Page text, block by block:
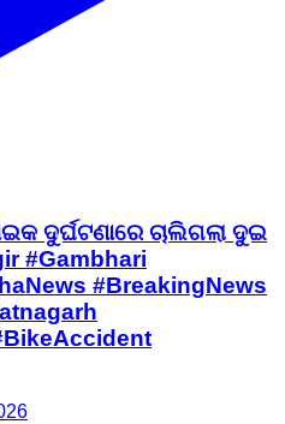
ଦୁର୍ଘଟଣାରେ ଚାଲିଗଲା ଦୁଇ
#Gambhari
#BreakingNews